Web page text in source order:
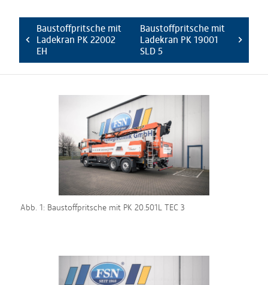
Baustoffpritsche mit
Ladekran PK 22002
EH
Baustoffpritsche mit
Ladekran PK 19001
SLD 5
Abb. 1: Baustoffpritsche mit PK 20.501L TEC 3